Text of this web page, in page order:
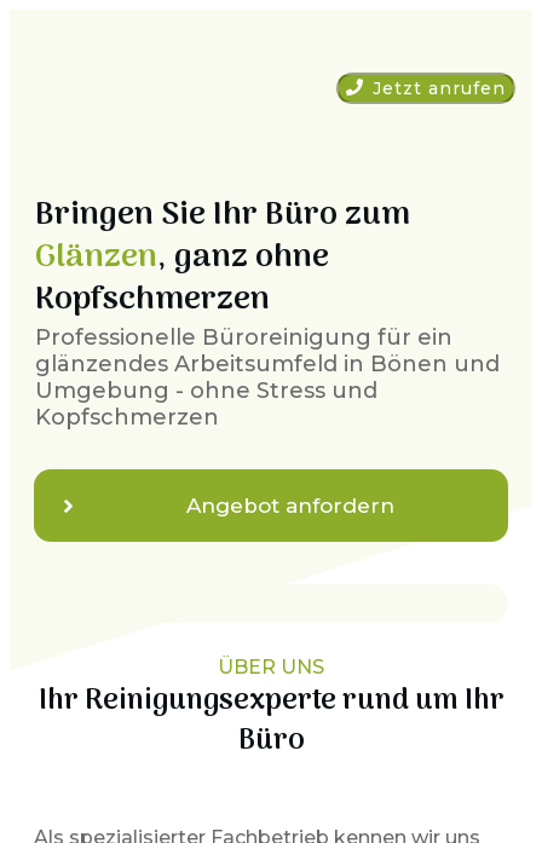
Jetzt anrufen
Bringen Sie Ihr Büro zum
Glänzen, ganz ohne
Kopfschmerzen
Professionelle Büroreinigung für ein
glänzendes Arbeitsumfeld in Bönen und
Umgebung - ohne Stress und
Kopfschmerzen
Angebot anfordern
ÜBER UNS
Ihr Reinigungsexperte rund um Ihr
Büro
Als spezialisierter Fachbetrieb kennen wir uns